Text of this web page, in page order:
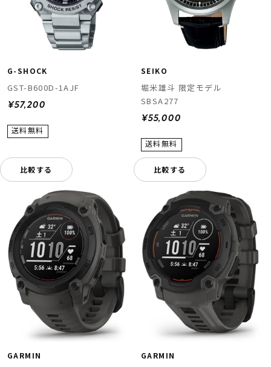
G-SHOCK
GST-B600D-1AJF
¥57,200
比較する
SEIKO
堀米雄斗 限定モデル
SBSA277
¥55,000
比較する
GARMIN GARMIN